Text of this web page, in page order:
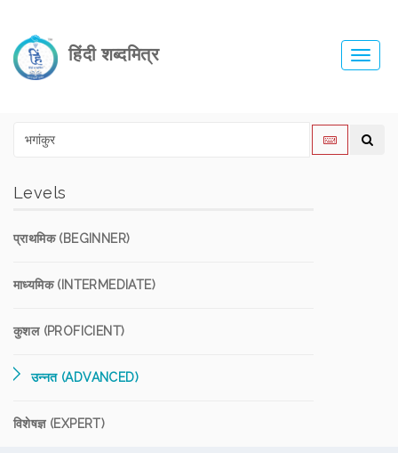
हिंदी शब्दमित्र
Levels
प्राथमिक (BEGINNER)
माध्यमिक (INTERMEDIATE)
कुशल (PROFICIENT)
उन्नत (ADVANCED)
विशेषज्ञ (EXPERT)